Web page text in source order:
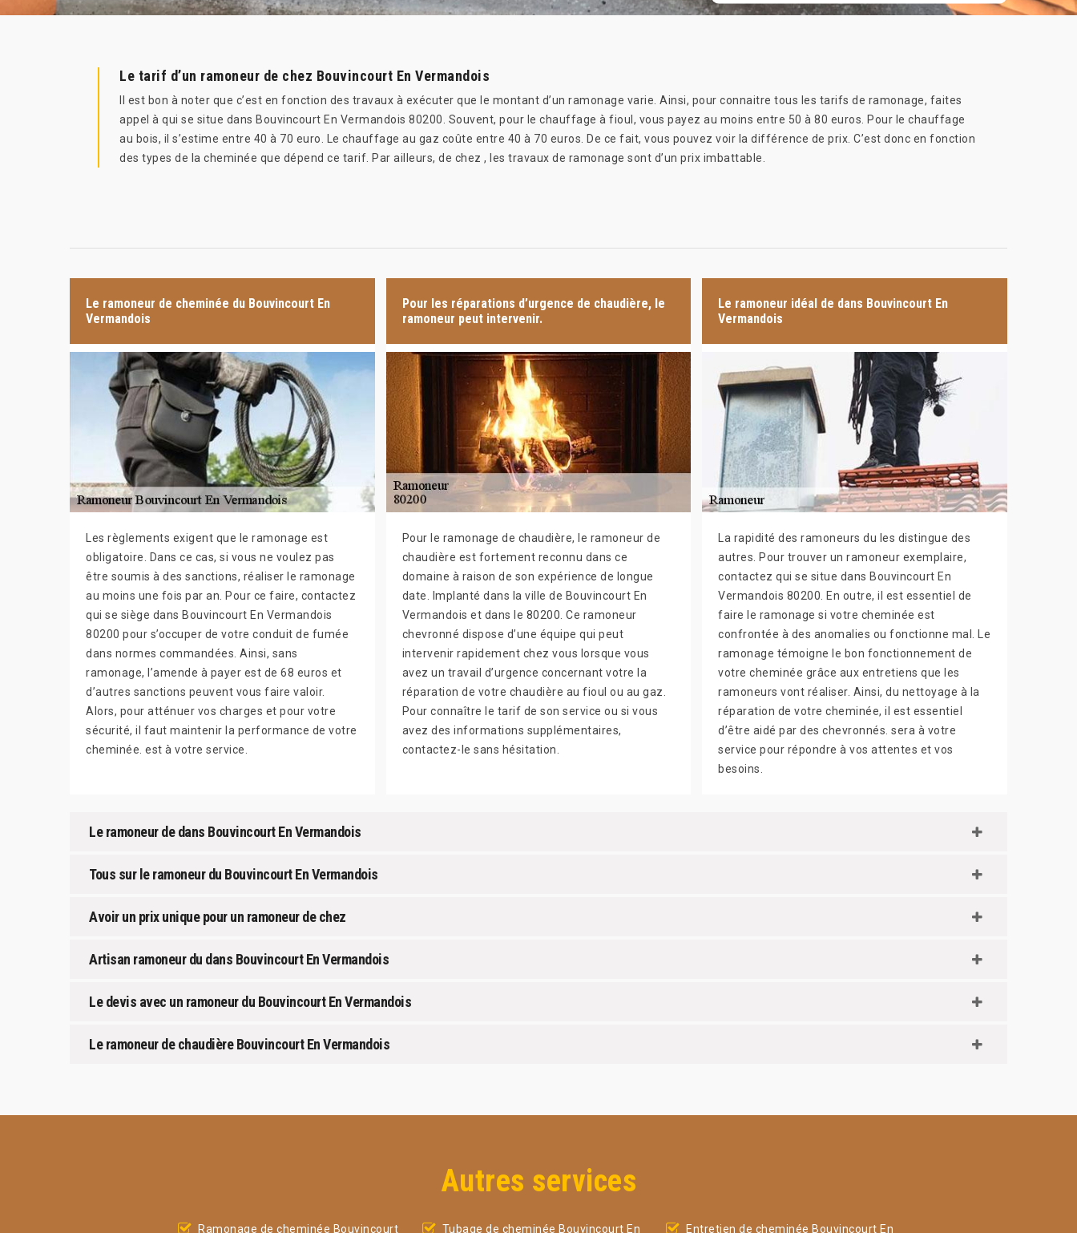
Le tarif d’un ramoneur de chez Bouvincourt En Vermandois
Il est bon à noter que c’est en fonction des travaux à exécuter que le montant d’un ramonage varie. Ainsi, pour connaitre tous les tarifs de ramonage, faites
appel à qui se situe dans Bouvincourt En Vermandois 80200. Souvent, pour le chauffage à fioul, vous payez au moins entre 50 à 80 euros. Pour le chauffage
au bois, il s’estime entre 40 à 70 euro. Le chauffage au gaz coûte entre 40 à 70 euros. De ce fait, vous pouvez voir la différence de prix. C’est donc en fonction
des types de la cheminée que dépend ce tarif. Par ailleurs, de chez , les travaux de ramonage sont d’un prix imbattable.
Le ramoneur de cheminée du Bouvincourt En
Vermandois
Les règlements exigent que le ramonage est
obligatoire. Dans ce cas, si vous ne voulez pas
être soumis à des sanctions, réaliser le ramonage
au moins une fois par an. Pour ce faire, contactez
qui se siège dans Bouvincourt En Vermandois
80200 pour s’occuper de votre conduit de fumée
dans normes commandées. Ainsi, sans
ramonage, l’amende à payer est de 68 euros et
d’autres sanctions peuvent vous faire valoir.
Alors, pour atténuer vos charges et pour votre
sécurité, il faut maintenir la performance de votre
cheminée. est à votre service.
Pour les réparations d’urgence de chaudière, le
ramoneur peut intervenir.
Pour le ramonage de chaudière, le ramoneur de
chaudière est fortement reconnu dans ce
domaine à raison de son expérience de longue
date. Implanté dans la ville de Bouvincourt En
Vermandois et dans le 80200. Ce ramoneur
chevronné dispose d’une équipe qui peut
intervenir rapidement chez vous lorsque vous
avez un travail d’urgence concernant votre la
réparation de votre chaudière au fioul ou au gaz.
Pour connaître le tarif de son service ou si vous
avez des informations supplémentaires,
contactez-le sans hésitation.
Le ramoneur idéal de dans Bouvincourt En
Vermandois
La rapidité des ramoneurs du les distingue des
autres. Pour trouver un ramoneur exemplaire,
contactez qui se situe dans Bouvincourt En
Vermandois 80200. En outre, il est essentiel de
faire le ramonage si votre cheminée est
confrontée à des anomalies ou fonctionne mal. Le
ramonage témoigne le bon fonctionnement de
votre cheminée grâce aux entretiens que les
ramoneurs vont réaliser. Ainsi, du nettoyage à la
réparation de votre cheminée, il est essentiel
d’être aidé par des chevronnés. sera à votre
service pour répondre à vos attentes et vos
besoins.
Le ramoneur de dans Bouvincourt En Vermandois
Tous sur le ramoneur du Bouvincourt En Vermandois
Avoir un prix unique pour un ramoneur de chez
Artisan ramoneur du dans Bouvincourt En Vermandois
Le devis avec un ramoneur du Bouvincourt En Vermandois
Le ramoneur de chaudière Bouvincourt En Vermandois
Autres services
Ramonage de cheminée Bouvincourt Tubage de cheminée Bouvincourt En Entretien de cheminée Bouvincourt En